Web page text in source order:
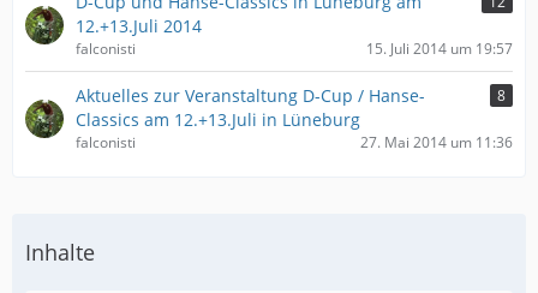
12.+13.Juli 2014
falconisti 15. Juli 2014 um 19:57
Aktuelles zur Veranstaltung D-Cup / Hanse-
Classics am 12.+13.Juli in Lüneburg
8
falconisti 27. Mai 2014 um 11:36
Inhalte